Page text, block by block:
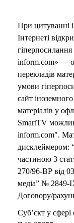
При цитуванні і
Інтернеті
inform.com» —
перекладів
умови
сайт
матеріалів у
SmartTV
inform.com".
дисклеймером:
частиною 3
270/96-ВР від
медіа” № 2849-
Договору/
Суб’єкт у сфері